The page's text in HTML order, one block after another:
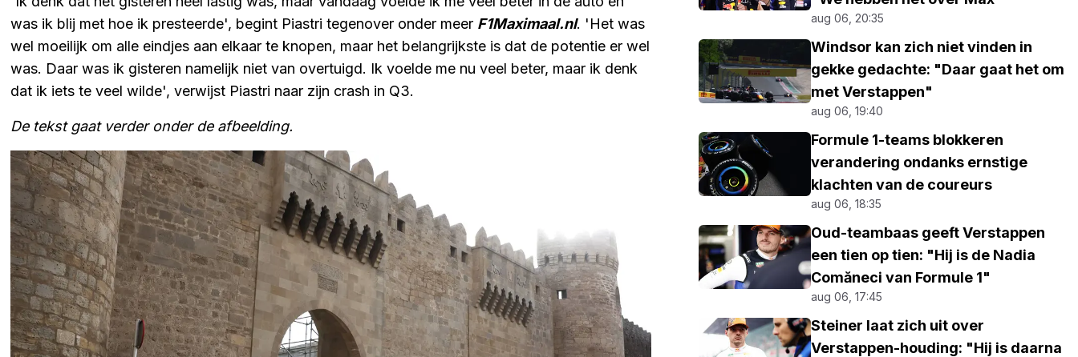
was ik blij met hoe ik presteerde', begint Piastri tegenover onder meer F1Maximaal.nl. 'Het was
wel moeilijk om alle eindjes aan elkaar te knopen, maar het belangrijkste is dat de potentie er wel
was. Daar was ik gisteren namelijk niet van overtuigd. Ik voelde me nu veel beter, maar ik denk
dat ik iets te veel wilde', verwijst Piastri naar zijn crash in Q3.
De tekst gaat verder onder de afbeelding.
aug 06, 20:35
Windsor kan zich niet vinden in
gekke gedachte: "Daar gaat het om
met Verstappen"
aug 06, 19:40
Formule 1-teams blokkeren
verandering ondanks ernstige
klachten van de coureurs
aug 06, 18:35
Oud-teambaas geeft Verstappen
een tien op tien: "Hij is de Nadia
Comăneci van Formule 1"
aug 06, 17:45
Steiner laat zich uit over
Verstappen-houding: "Hij is daarna